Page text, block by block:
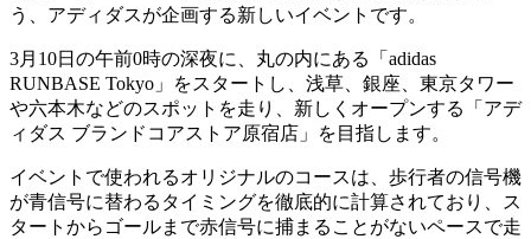
う、アディダスが企画する新しいイベントです。
3月10日の午前0時の深夜に、丸の内にある「adidas
RUNBASE Tokyo」をスタートし、浅草、銀座、東京タワー
や六本木などのスポットを走り、新しくオープンする「アデ
ィダス ブランドコアストア原宿店」を目指します。
イベントで使われるオリジナルのコースは、歩行者の信号機
が青信号に替わるタイミングを徹底的に計算されており、ス
タートからゴールまで赤信号に捕まることがないペースで走